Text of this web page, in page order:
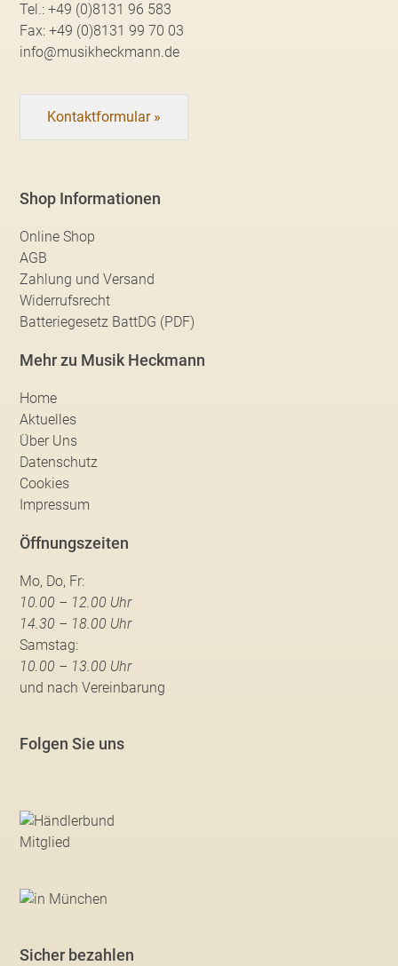
Tel.:+49 (0)8131 96 583
Fax:+49 (0)8131 99 70 03
info@musikheckmann.de
Kontaktformular »
Shop Informationen
Online Shop
AGB
Zahlung und Versand
Widerrufsrecht
Batteriegesetz BattDG (PDF)
Mehr zu Musik Heckmann
Home
Aktuelles
Über Uns
Datenschutz
Cookies
Impressum
Öffnungszeiten
Mo, Do, Fr:
10.00 – 12.00 Uhr
14.30 – 18.00 Uhr
Samstag:
10.00 – 13.00 Uhr
und nach Vereinbarung
Folgen Sie uns
Sicher bezahlen